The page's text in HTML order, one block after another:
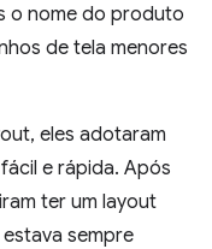
o nome do produto
de tela menores
eles adotaram
e rápida. Após
ter um layout
sempre